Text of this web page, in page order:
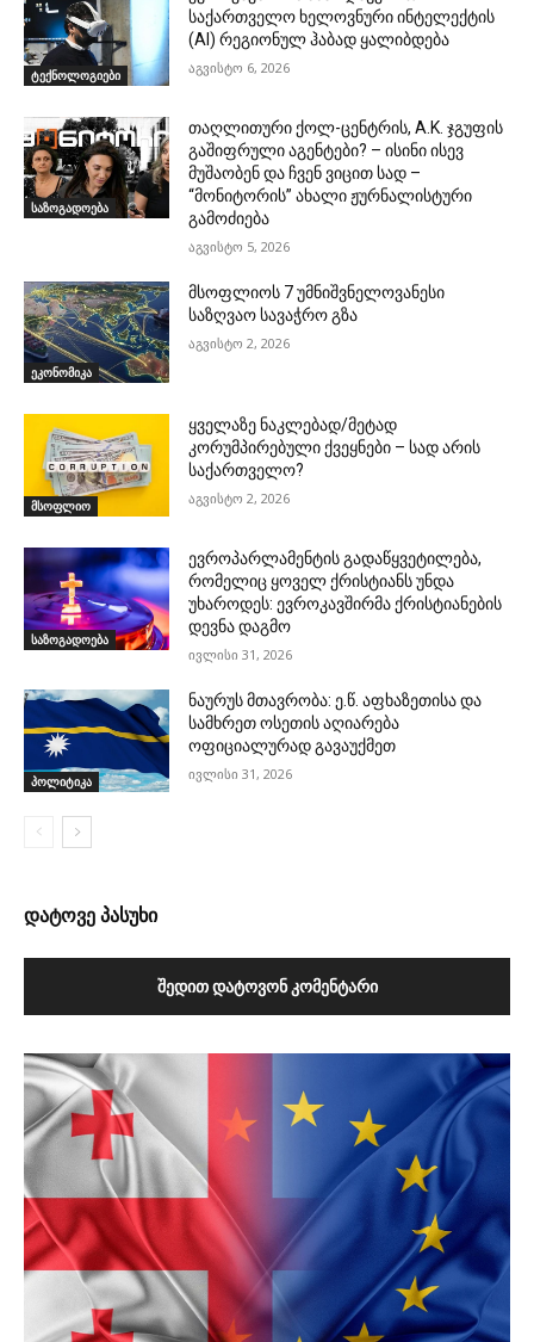
ტექნოლოგიები
საქართველო ხელოვნური ინტელექტის
(AI) რეგიონულ ჰაბად ყალიბდება
აგვისტო 6, 2026
საზოგადოება
თაღლითური ქოლ-ცენტრის, A.K. ჯგუფის
გაშიფრული აგენტები? – ისინი ისევ
მუშაობენ და ჩვენ ვიცით სად –
“მონიტორის” ახალი ჟურნალისტური
გამოძიება
აგვისტო 5, 2026
ეკონომიკა
მსოფლიოს 7 უმნიშვნელოვანესი
საზღვაო სავაჭრო გზა
აგვისტო 2, 2026
მსოფლიო
ყველაზე ნაკლებად/მეტად
კორუმპირებული ქვეყნები – სად არის
საქართველო?
აგვისტო 2, 2026
საზოგადოება
ევროპარლამენტის გადაწყვეტილება,
რომელიც ყოველ ქრისტიანს უნდა
უხაროდეს: ევროკავშირმა ქრისტიანების
დევნა დაგმო
ივლისი 31, 2026
პოლიტიკა
ნაურუს მთავრობა: ე.წ. აფხაზეთისა და
სამხრეთ ოსეთის აღიარება
ოფიციალურად გავაუქმეთ
ივლისი 31, 2026
დატოვე პასუხი
ᲨᲔᲓᲘᲗ ᲓᲐᲢᲝᲕᲝᲜ ᲙᲝᲛᲔᲜᲢᲐᲠᲘ